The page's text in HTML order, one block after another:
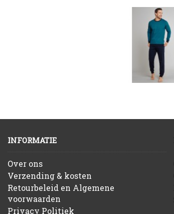
INFORMATIE
Over ons
Verzending & kosten
Retourbeleid en Algemene
voorwaarden
Privacy Politiek